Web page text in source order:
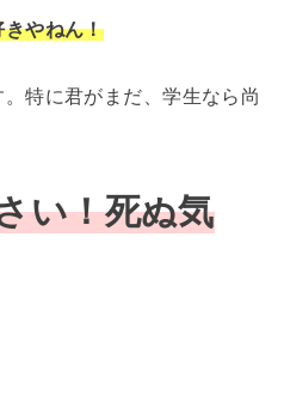
きやねん！
特に君がまだ、学生なら尚
い！死ぬ気